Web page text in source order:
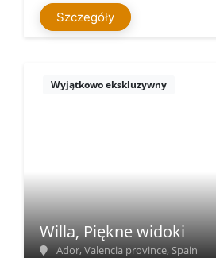
Szczegóły
Wyjątkowo ekskluzywny
Willa, Piękne widoki
Ador, Valencia province, Spain